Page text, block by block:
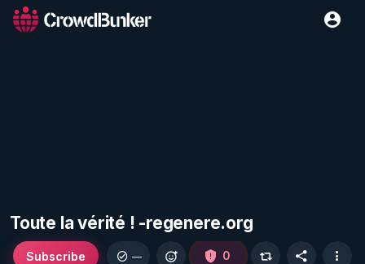
Toute la vérité ! -regenere.org
Subscribe — 0